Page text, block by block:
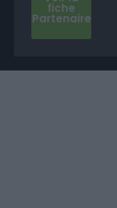
fiche
Partenaire